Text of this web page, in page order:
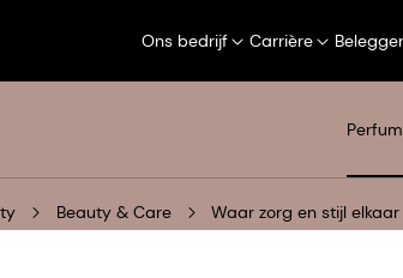
Ons bedrijf Carrière
Beauty & Care Waar zorg en stijl